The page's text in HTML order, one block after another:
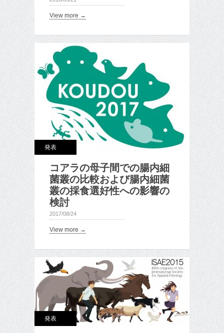
View more →
発表
コアラの母子間での腸内細
菌叢の比較および腸内細菌
叢の採食選好性への影響の
検討
2017/08/24
View more →
発表